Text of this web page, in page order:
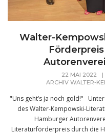
Walter-
22 MAI 2022 |
ARCHIV WALTER-
"Uns geht’s ja noch gold!"
des Walter-Kempowski-
Hamburger
Literaturförderpreis durch die